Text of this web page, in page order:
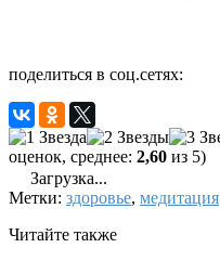
поделиться в соц.сетях:
оценок, среднее: 2,60 из 5)
Загрузка...
Метки: здоровье, медитация
Читайте также